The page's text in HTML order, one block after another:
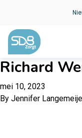
Richard
mei 10, 2023
By Jennifer